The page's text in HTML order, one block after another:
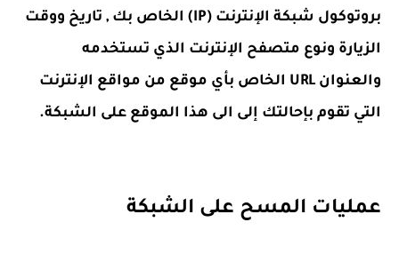
بروتوكول شبكة الإنترنت (IP) الخاص بك , تاريخ ووقت
الزيارة ونوع متصفح الإنترنت الذي تستخدمه
والعنوان URL الخاص بأي موقع من مواقع الإنترنت
التي تقوم بإحالتك إلى الى هذا الموقع على الشبكة.
عمليات المسح على الشبكة